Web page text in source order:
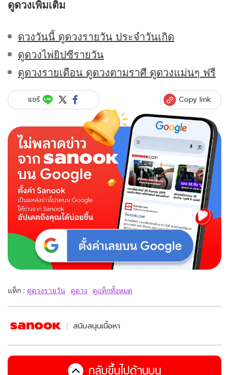
ดูดวงเพิ่มเติม
ดวงวันนี้ ดูดวงรายวัน ประจำวันเกิด
ดูดวงไพ่ยิปซีรายวัน
ดูดวงรายเดือน ดูดวงตามราศี ดูดวงแม่นๆ ฟรี
แชร์ Copy link
แท็ก : ดูดวงรายวัน ดูดวง ดูแท็กทั้งหมด
สนับสนุนเนื้อหา
กลับขึ้นไปด้านบน